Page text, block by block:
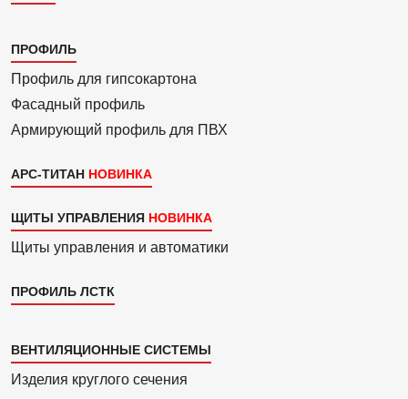
Каталог
3
ПРОФИЛЬ
Профиль для гипсо­картона
Фасадный профиль
Армиру­ю­щий профиль для ПВХ
АРС-ТИТАН
ЩИТЫ УПРАВЛЕНИЯ
Щиты управления и автоматики
ПРОФИЛЬ ЛСТК
Каталог
4
ВЕНТИЛЯЦИОННЫЕ СИСТЕМЫ
Изделия круглого сечения